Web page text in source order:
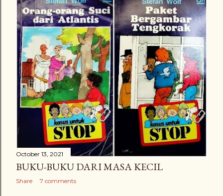
October 13, 2021
BUKU-BUKU DARI MASA KECIL
Share 7 comments